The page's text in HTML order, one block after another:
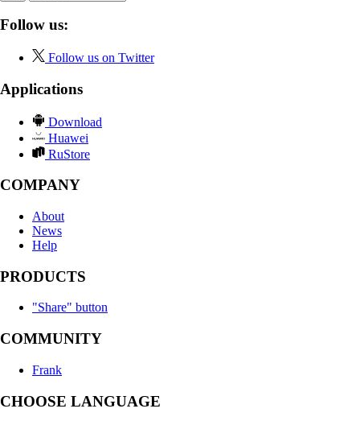
Follow us:
Follow us on Twitter
Applications
Download
Huawei
RuStore
COMPANY
About
News
Help
PRODUCTS
"Share" button
COMMUNITY
Frank
CHOOSE LANGUAGE